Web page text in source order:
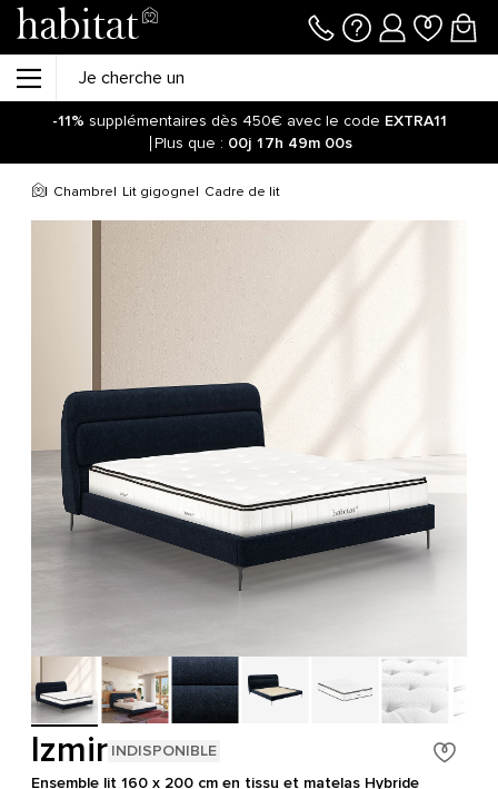
-11% supplémentaires dès 450€ avec le code EXTRA11
Plus que : 00j 17h 49m 00s
Chambre Lit gigogne Cadre de lit
Izmir INDISPONIBLE
Ensemble lit 160 x 200 cm en tissu et matelas Hybride